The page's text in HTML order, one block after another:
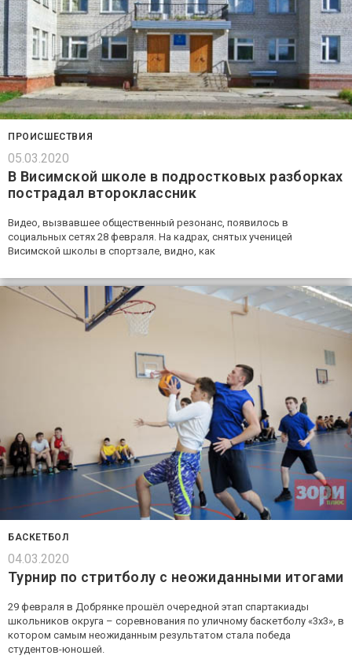
ПРОИСШЕСТВИЯ
05.03.2020
В Висимской школе в подростковых разборках
пострадал второклассник
Видео, вызвавшее общественный резонанс, появилось в
социальных сетях 28 февраля. На кадрах, снятых ученицей
Висимской школы в спортзале, видно, как
БАСКЕТБОЛ
04.03.2020
Турнир по стритболу с неожиданными итогами
29 февраля в Добрянке прошёл очередной этап спартакиады
школьников округа – соревнования по уличному баскетболу «3х3», в
котором самым неожиданным результатом стала победа
студентов-юношей.